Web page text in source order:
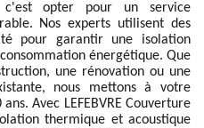
c'est opter pour un service
Nos experts utilisent des
pour garantir une isolation
énergétique. Que
une rénovation ou une
nous mettons à votre
Avec LEFEBVRE Couverture
thermique et acoustique